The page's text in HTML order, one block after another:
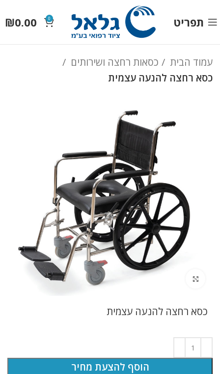
תפריט 0
₪0.00
עמוד הבית
כסאות רחצה ושירותים
כסא רחצה להנעה עצמית
לחץ להגדלה
כסא רחצה להנעה עצמית
הוסף להצעת מחיר